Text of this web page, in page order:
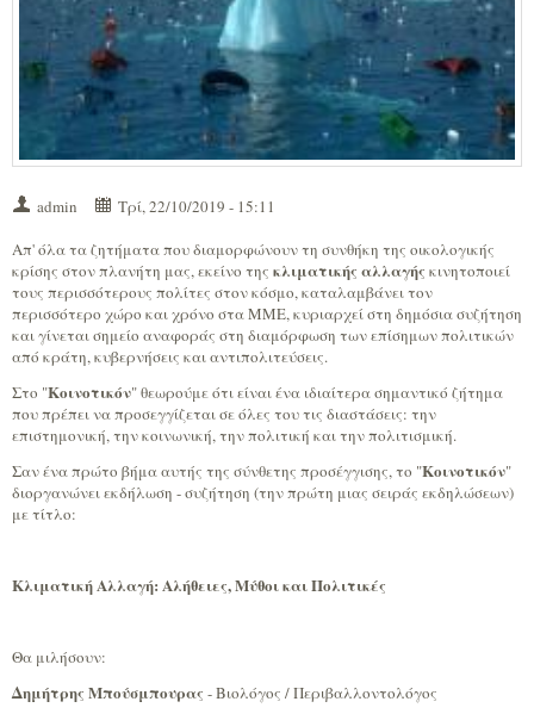
admin
Τρί, 22/10/2019 - 15:11
Απ' όλα τα ζητήματα που διαμορφώνουν τη συνθήκη της οικολογικής
κρίσης στον πλανήτη μας, εκείνο της κλιματικής αλλαγής κινητοποιεί
τους περισσότερους πολίτες στον κόσμο, καταλαμβάνει τον
περισσότερο χώρο και χρόνο στα ΜΜΕ, κυριαρχεί στη δημόσια συζήτηση
και γίνεται σημείο αναφοράς στη διαμόρφωση των επίσημων πολιτικών
από κράτη, κυβερνήσεις και αντιπολιτεύσεις.
Στο "Κοινοτικόν" θεωρούμε ότι είναι ένα ιδιαίτερα σημαντικό ζήτημα
που πρέπει να προσεγγίζεται σε όλες του τις διαστάσεις: την
επιστημονική, την κοινωνική, την πολιτική και την πολιτισμική.
Σαν ένα πρώτο βήμα αυτής της σύνθετης προσέγγισης, το "Κοινοτικόν"
διοργανώνει εκδήλωση - συζήτηση (την πρώτη μιας σειράς εκδηλώσεων)
με τίτλο:
Κλιματική Αλλαγή: Αλήθειες, Μύθοι και Πολιτικές
Θα μιλήσουν:
Δημήτρης Μπούσμπουρας - Βιολόγος / Περιβαλλοντολόγος